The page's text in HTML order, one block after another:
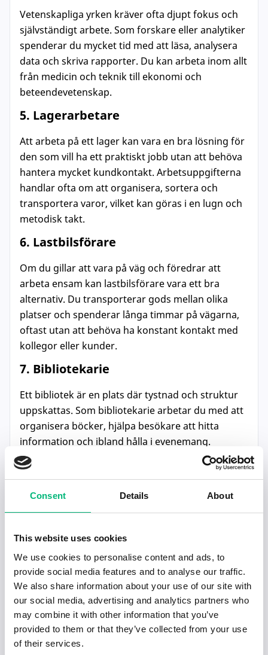
Consent Details About
This website uses cookies
We use cookies to personalise content and ads, to
provide social media features and to analyse our traffic.
We also share information about your use of our site with
our social media, advertising and analytics partners who
may combine it with other information that you’ve
provided to them or that they’ve collected from your use
of their services.
Vetenskapliga yrken kräver ofta djupt fokus och
självständigt arbete. Som forskare eller analytiker
spenderar du mycket tid med att läsa, analysera
data och skriva rapporter. Du kan arbeta inom allt
från medicin och teknik till ekonomi och
beteendevetenskap.
5. Lagerarbetare
Att arbeta på ett lager kan vara en bra lösning för
den som vill ha ett praktiskt jobb utan att behöva
hantera mycket kundkontakt. Arbetsuppgifterna
handlar ofta om att organisera, sortera och
transportera varor, vilket kan göras i en lugn och
metodisk takt.
6. Lastbilsförare
Om du gillar att vara på väg och föredrar att
arbeta ensam kan lastbilsförare vara ett bra
alternativ. Du transporterar gods mellan olika
platser och spenderar långa timmar på vägarna,
oftast utan att behöva ha konstant kontakt med
kollegor eller kunder.
7. Bibliotekarie
Ett bibliotek är en plats där tystnad och struktur
uppskattas. Som bibliotekarie arbetar du med att
organisera böcker, hjälpa besökare att hitta
information och ibland hålla i evenemang.
Kundkontakt förekommer, men samtalen är ofta
lugna och fokuserade på sakfrågor.
8. Grafisk designer
som logotyper, annonser och webbdesign.
Arbetet kan ofta göras på distans eller frilans,
vilket ger stor frihet att arbeta självständigt.
Kommunikation med kunder eller kollegor sker
ofta via mejl eller videomöten, men den största
delen av jobbet handlar om kreativt skapande.
9. Skogsarbetare eller lantbrukare